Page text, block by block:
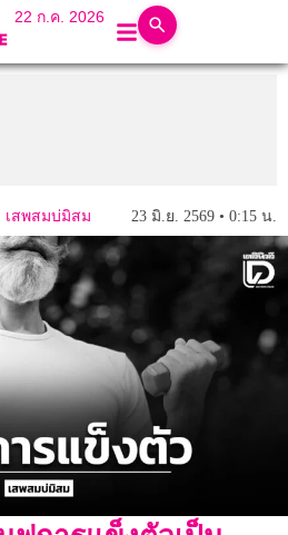
22 ก.ค. 2026
เสพสมบ่มิสม 23 มิ.ย. 2569 • 0:15 น.